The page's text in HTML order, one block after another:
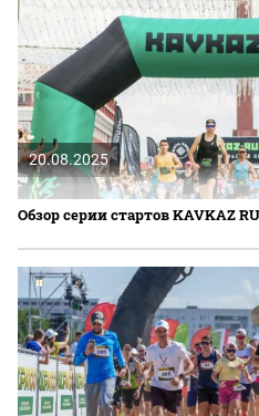
20.08.2025
Обзор серии стартов KAVKAZ